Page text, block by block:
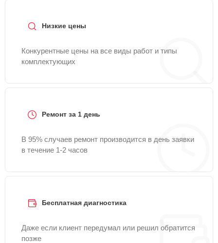
Низкие цены
Конкурентные цены на все виды работ и типы
комплектующих
Ремонт за 1 день
В 95% случаев ремонт производится в день заявки
в течение 1-2 часов
Бесплатная диагностика
Даже если клиент передумал или решил обратится
позже